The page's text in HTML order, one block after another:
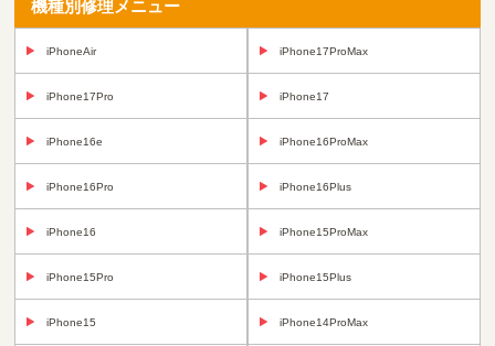
機種別修理メニュー
iPhoneAir iPhone17ProMax
iPhone17Pro iPhone17
iPhone16e iPhone16ProMax
iPhone16Pro iPhone16Plus
iPhone16 iPhone15ProMax
iPhone15Pro iPhone15Plus
iPhone15 iPhone14ProMax